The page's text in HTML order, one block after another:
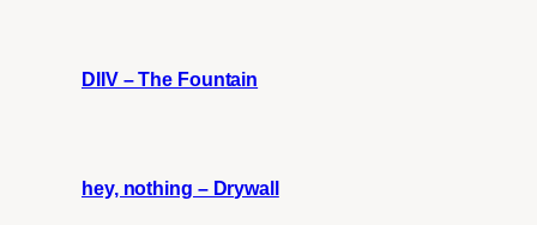
DIIV – The Fountain
hey, nothing – Drywall